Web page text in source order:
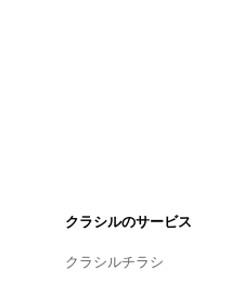
クラシルのサービス
クラシルチラシ